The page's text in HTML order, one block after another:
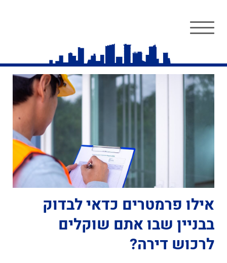
אילו פרמטרים כדאי לבדוק
בבניין שבו אתם שוקלים
לרכוש דירה?